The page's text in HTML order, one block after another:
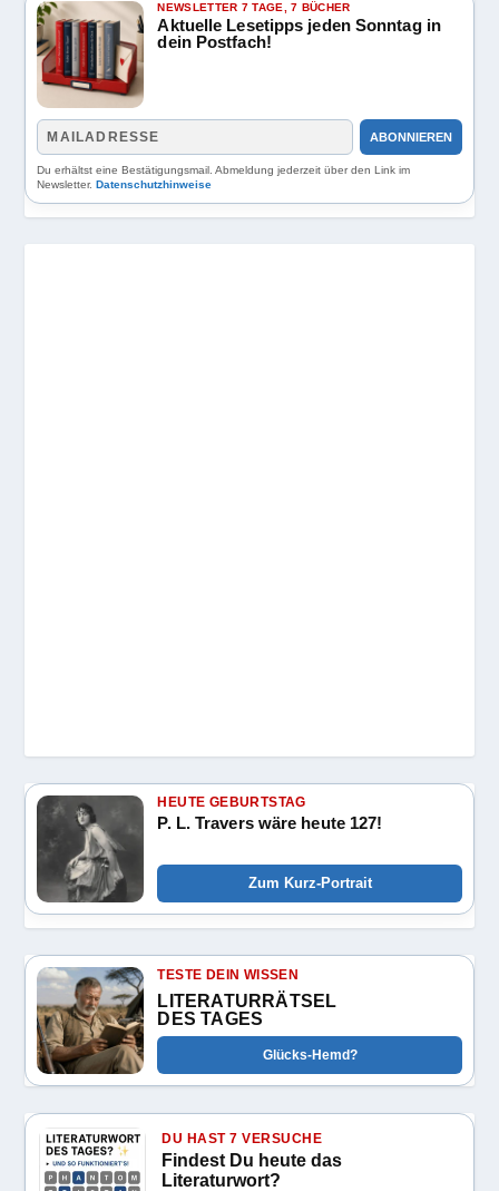
NEWSLETTER 7 TAGE, 7 BÜCHER
Aktuelle Lesetipps jeden Sonntag in
dein Postfach!
ABONNIEREN
Du erhältst eine Bestätigungsmail. Abmeldung jederzeit über den Link im
Newsletter. Datenschutzhinweise
HEUTE GEBURTSTAG
P. L. Travers wäre heute 127!
Zum Kurz-Portrait
TESTE DEIN WISSEN
LITERATURRÄTSEL
DES TAGES
Glücks-Hemd?
DU HAST 7 VERSUCHE
Findest Du heute das
Literaturwort?